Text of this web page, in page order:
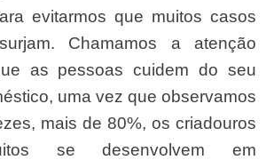
evitarmos que muitos casos
Chamamos a atenção
as pessoas cuidem do seu
uma vez que observamos
mais de 80%, os criadouros
se desenvolvem em